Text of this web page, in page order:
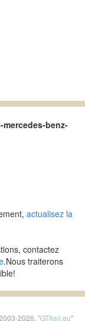
benz-
actualisez la
contactez
.Nous traiterons
2026, "GTAall.eu"